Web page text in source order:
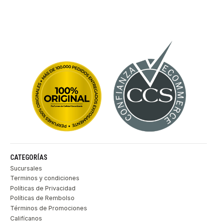
CATEGORÍAS
Sucursales
Terminos y condiciones
Políticas de Privacidad
Políticas de Rembolso
Términos de Promociones
Califícanos